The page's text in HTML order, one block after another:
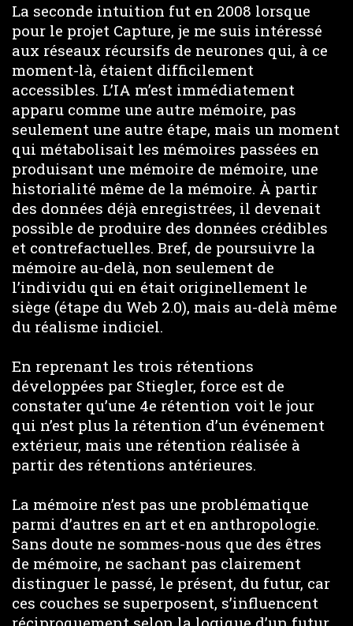
La seconde intuition fut en 2008 lorsque
pour le projet Capture, je me suis intéressé
aux réseaux récursifs de neurones qui, à ce
moment-là, étaient difficilement
accessibles. L’IA m’est immédiatement
apparu comme une autre mémoire, pas
seulement une autre étape, mais un moment
qui métabolisait les mémoires passées en
produisant une mémoire de mémoire, une
historialité même de la mémoire. À partir
des données déjà enregistrées, il devenait
possible de produire des données crédibles
et contrefactuelles. Bref, de poursuivre la
mémoire au-delà, non seulement de
l’individu qui en était originellement le
siège (étape du Web 2.0), mais au-delà même
du réalisme indiciel.
En reprenant les trois rétentions
développées par Stiegler, force est de
constater qu’une 4e rétention voit le jour
qui n’est plus la rétention d’un événement
extérieur, mais une rétention réalisée à
partir des rétentions antérieures.
La mémoire n’est pas une problématique
parmi d’autres en art et en anthropologie.
Sans doute ne sommes-nous que des êtres
de mémoire, ne sachant pas clairement
distinguer le passé, le présent, du futur, car
ces couches se superposent, s’influencent